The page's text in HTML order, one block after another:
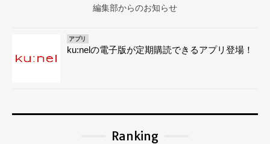
編集部からのお知らせ
アプリ
ku:nelの電子版が定期購読できるアプリ登場！
Ranking